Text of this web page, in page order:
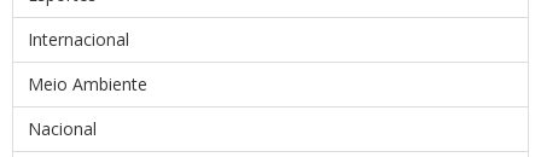
Internacional
Meio Ambiente
Nacional